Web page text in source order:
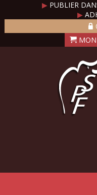
▶ PUBLIER
▶